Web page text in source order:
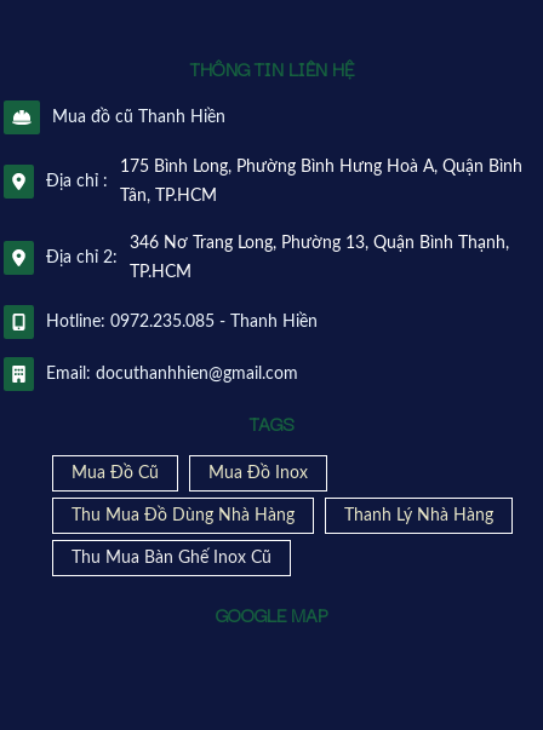
THÔNG TIN LIÊN HỆ
Mua đồ cũ Thanh Hiền
Địa chỉ :
175 Bình Long, Phường Bình Hưng Hoà A, Quận Bình
Tân, TP.HCM
Địa chỉ 2:
346 Nơ Trang Long, Phường 13, Quận Bình Thạnh,
TP.HCM
Hotline: 0972.235.085 - Thanh Hiền
Email: docuthanhhien@gmail.com
TAGS
Mua Đồ Cũ Mua Đồ Inox
Thu Mua Đồ Dùng Nhà Hàng Thanh Lý Nhà Hàng
Thu Mua Bàn Ghế Inox Cũ
GOOGLE MAP